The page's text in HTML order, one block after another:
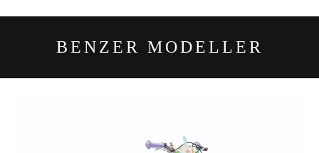
BENZER MODELLER